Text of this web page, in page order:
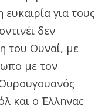
για τους
δεν
του Ουναί, με
με τον
και ο Έλληνας